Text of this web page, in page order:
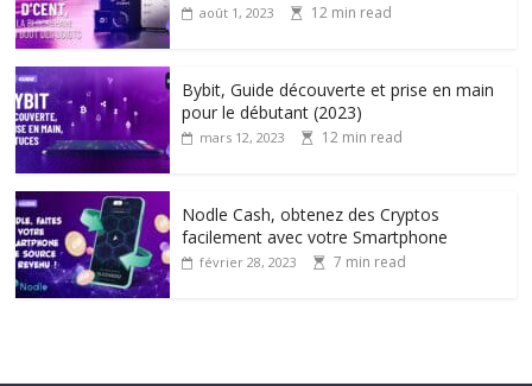
août 1, 2023 12 min read
Bybit, Guide découverte et prise en main
pour le débutant (2023)
mars 12, 2023 12 min read
Nodle Cash, obtenez des Cryptos
facilement avec votre Smartphone
février 28, 2023 7 min read